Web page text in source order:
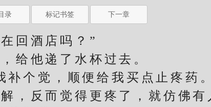
录 标记书签 下一章
酒店吗？”
他递了水杯过去。
个觉，顺便给我买点止疼药
反而觉得更疼了，就仿佛有